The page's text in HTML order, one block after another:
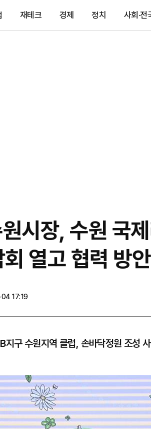
재테크 경제 정치 사회·전
시장, 수원 국
열고 협력 방
17:19
구 수원지역 클럽, 손바닥정원 조성